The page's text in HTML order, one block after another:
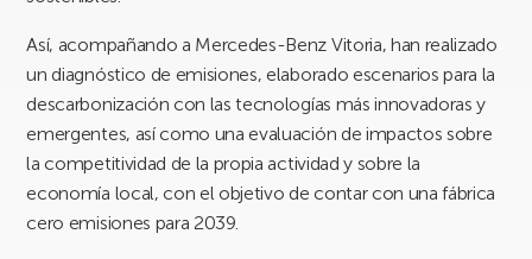
Así, acompañando a Mercedes-Benz Vitoria, han realizado
un diagnóstico de emisiones, elaborado escenarios para la
descarbonización con las tecnologías más innovadoras y
emergentes, así como una evaluación de impactos sobre
la competitividad de la propia actividad y sobre la
economía local, con el objetivo de contar con una fábrica
cero emisiones para 2039.